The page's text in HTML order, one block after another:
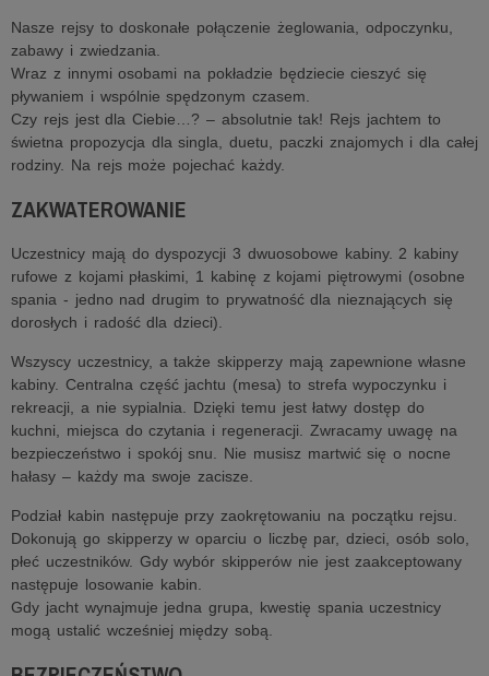
Nasze rejsy to doskonałe połączenie żeglowania, odpoczynku,
zabawy i zwiedzania.
Wraz z innymi osobami na pokładzie będziecie cieszyć się
pływaniem i wspólnie spędzonym czasem.
Czy rejs jest dla Ciebie…? – absolutnie tak! Rejs jachtem to
świetna propozycja dla singla, duetu, paczki znajomych i dla całej
rodziny. Na rejs może pojechać każdy.
ZAKWATEROWANIE
Uczestnicy mają do dyspozycji 3 dwuosobowe kabiny. 2 kabiny
rufowe z kojami płaskimi, 1 kabinę z kojami piętrowymi (osobne
spania - jedno nad drugim to prywatność dla nieznających się
dorosłych i radość dla dzieci).
Wszyscy uczestnicy, a także skipperzy mają zapewnione własne
kabiny. Centralna część jachtu (mesa) to strefa wypoczynku i
rekreacji, a nie sypialnia. Dzięki temu jest łatwy dostęp do
kuchni, miejsca do czytania i regeneracji. Zwracamy uwagę na
bezpieczeństwo i spokój snu. Nie musisz martwić się o nocne
hałasy – każdy ma swoje zacisze.
Podział kabin następuje przy zaokrętowaniu na początku rejsu.
Dokonują go skipperzy w oparciu o liczbę par, dzieci, osób solo,
płeć uczestników. Gdy wybór skipperów nie jest zaakceptowany
następuje losowanie kabin.
Gdy jacht wynajmuje jedna grupa, kwestię spania uczestnicy
mogą ustalić wcześniej między sobą.